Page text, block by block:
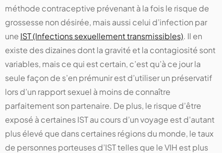
méthode contraceptive prévenant à la fois le risque de
grossesse non désirée, mais aussi celui d’infection par
une IST (Infections sexuellement transmissibles). Il en
existe des dizaines dont la gravité et la contagiosité sont
variables, mais ce qui est certain, c’est qu’à ce jour la
seule façon de s’en prémunir est d’utiliser un préservatif
lors d’un rapport sexuel à moins de connaître
parfaitement son partenaire. De plus, le risque d’être
exposé à certaines IST au cours d’un voyage est d’autant
plus élevé que dans certaines régions du monde, le taux
de personnes porteuses d’IST telles que le VIH est plus